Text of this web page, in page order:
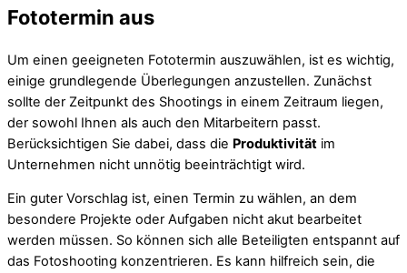
Fototermin aus
Um einen geeigneten Fototermin auszuwählen, ist es wichtig,
einige grundlegende Überlegungen anzustellen. Zunächst
sollte der Zeitpunkt des Shootings in einem Zeitraum liegen,
der sowohl Ihnen als auch den Mitarbeitern passt.
Berücksichtigen Sie dabei, dass die Produktivität im
Unternehmen nicht unnötig beeinträchtigt wird.
Ein guter Vorschlag ist, einen Termin zu wählen, an dem
besondere Projekte oder Aufgaben nicht akut bearbeitet
werden müssen. So können sich alle Beteiligten entspannt auf
das Fotoshooting konzentrieren. Es kann hilfreich sein, die